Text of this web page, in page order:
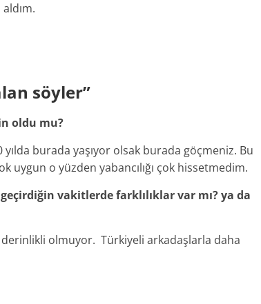
söyler”
oldu mu?
burada yaşıyor olsak burada göçmeniz. Bu
uygun o yüzden yabancılığı çok hissetmedim.
vakitlerde farklılıklar var mı? ya da
olmuyor. Türkiyeli arkadaşlarla daha